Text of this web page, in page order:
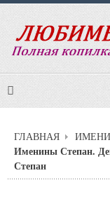
ГЛАВНАЯ
Именины Степан.
Степан